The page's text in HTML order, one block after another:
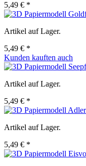
5,49 € *
Artikel auf Lager.
5,49 € *
Kunden kauften auch
Artikel auf Lager.
5,49 € *
Artikel auf Lager.
5,49 € *